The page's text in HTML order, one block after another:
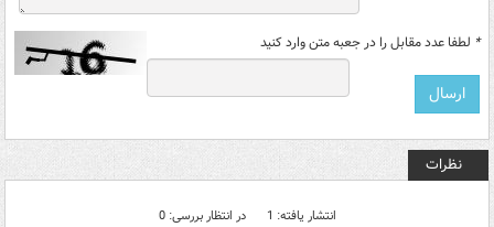
* لطفا عدد مقابل را در جعبه متن وارد کنید
نظرات
انتشار یافته: 1 در انتظار بررسی: 0